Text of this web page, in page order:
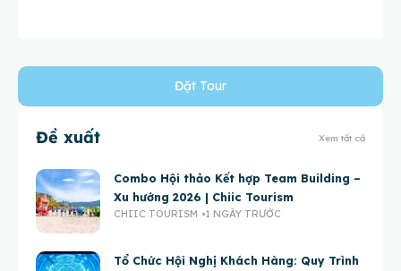
Đặt Tour
Đề xuất Xem tất cả
Combo Hội thảo Kết hợp Team Building –
Xu hướng 2026 | Chiic Tourism
CHIIC TOURISM 1 NGÀY TRƯỚC
Tổ Chức Hội Nghị Khách Hàng: Quy Trình